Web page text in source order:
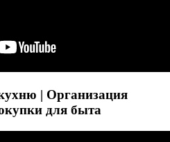
| Организация
для быта